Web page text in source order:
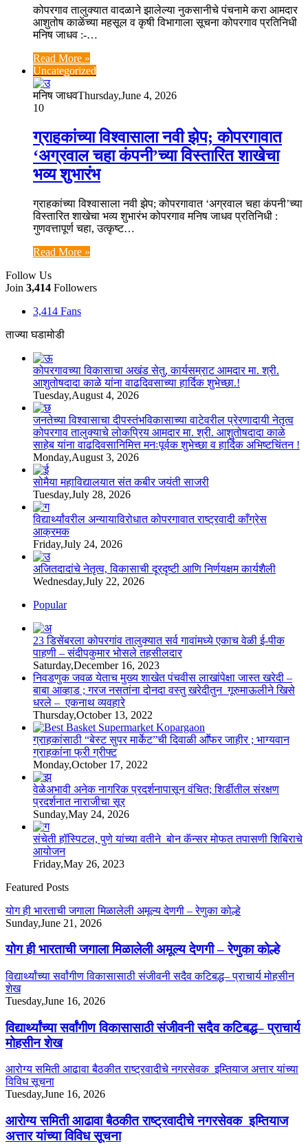
कोपरगाव तालुक्यात वादळाने झालेल्या नुकसानीचे पंचनामे करा आमदार
आशुतोष काळेंच्या महसूल व कृषी विभागाला सूचना कोपरगाव प्रतिनिधी
मनिष जाधव :-…
Read More »
Uncategorized
मनिष जाधवThursday,June 4, 2026
10
ग्राहकांच्या विश्वासाला नवी झेप; कोपरगावात
‘अग्रवाल चहा कंपनी’च्या विस्तारित शाखेचा
भव्य शुभारंभ
ग्राहकांच्या विश्वासाला नवी झेप; कोपरगावात ‘अग्रवाल चहा कंपनी’च्या
विस्तारित शाखेचा भव्य शुभारंभ कोपरगाव मनिष जाधव प्रतिनिधी :
गुणवत्तापूर्ण चहा, उत्कृष्ट…
Read More »
Follow Us
Join 3,414 Followers
3,414 Fans
ताज्या घडामोडी
कोपरगावच्या विकासाचा अखंड सेतु, कार्यसम्राट आमदार मा. श्री.
आशुतोषदादा काळे यांना वाढदिवसाच्या हार्दिक शुभेच्छा.!
Tuesday,August 4, 2026
जनतेच्या विश्वासाचा दीपस्तंभविकासाच्या वाटेवरील प्रेरणादायी नेतृत्व
कोपरगाव तालुक्याचे लोकप्रिय आमदार मा. श्री. आशुतोषदादा काळे
साहेब यांना वाढदिवसानिमित्त मनःपूर्वक शुभेच्छा व हार्दिक अभिष्टचिंतन !
Monday,August 3, 2026
सोमैया महाविद्यालयात संत कबीर जयंती साजरी
Tuesday,July 28, 2026
विद्यार्थ्यांवरील अन्यायाविरोधात कोपरगावात राष्ट्रवादी काँग्रेस
आक्रमक
Friday,July 24, 2026
अजितदादांचे नेतृत्व, विकासाची दूरदृष्टी आणि निर्णयक्षम कार्यशैली
Wednesday,July 22, 2026
Popular
23 डिसेंबरला कोपरगांव तालुक्‍यात सर्व गावांमध्ये एकाच वेळी ई-पीक
पाहणी – संदीपकुमार भोसले तहसीलदार
Saturday,December 16, 2023
निवडणुक जवळ येताच मुख्य शाखेत पंचवीस लाखांपेक्षा जास्त खरेदी –
बाबा आव्हाड ; गरज नसतांना दोनदा वस्तु खरेदीतुन गूरुमाऊलीने खिसे
धरले – एकनाथ व्यवहारे
Thursday,October 13, 2022
ग्राहकांसाठी “बेस्ट सुपर मार्केट”ची दिवाळी आॕफर जाहीर ; भाग्यवान
ग्राहकांना फ्री ग्रीफ्ट
Monday,October 17, 2022
वेळेअभावी अनेक नागरिक प्रदर्शनापासून वंचित; शिर्डीतील संरक्षण
प्रदर्शनात नाराजीचा सूर
Sunday,May 24, 2026
संचेती हॉस्पिटल, पुणे यांच्या वतीने बोन कॅन्सर मोफत तपासणी शिबिराचे
आयोजन
Friday,May 26, 2023
Featured Posts
योग ही भारताची जगाला मिळालेली अमूल्य देणगी – रेणुका कोल्हे
Sunday,June 21, 2026
योग ही भारताची जगाला मिळालेली अमूल्य देणगी – रेणुका कोल्हे
विद्यार्थ्यांच्या सर्वांगीण विकासासाठी संजीवनी सदैव कटिबद्ध– प्राचार्य मोहसीन
शेख
Tuesday,June 16, 2026
विद्यार्थ्यांच्या सर्वांगीण विकासासाठी संजीवनी सदैव कटिबद्ध– प्राचार्य
मोहसीन शेख
आरोग्य समिती आढावा बैठकीत राष्ट्रवादीचे नगरसेवक इम्तियाज अत्तार यांच्या
विविध सूचना
Tuesday,June 16, 2026
आरोग्य समिती आढावा बैठकीत राष्ट्रवादीचे नगरसेवक इम्तियाज
अत्तार यांच्या विविध सूचना